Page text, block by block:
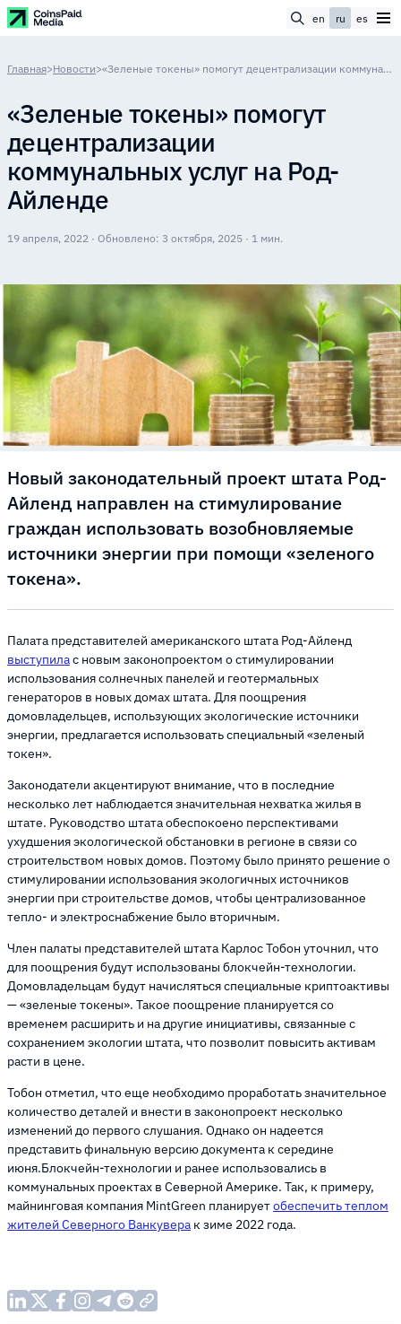
en ru es
Главная>Новости> «Зеленые токены» помогут децентрализации коммунальных услуг на Род-Айленде
«Зеленые токены» помогут
децентрализации
коммунальных услуг на Род-
Айленде
19 апреля, 2022 · Обновлено: 3 октября, 2025 · 1 мин.
Новый законодательный проект штата Род-
Айленд направлен на стимулирование
граждан использовать возобновляемые
источники энергии при помощи «зеленого
токена».
Палата представителей американского штата Род-Айленд
выступилас новым законопроектом о стимулировании
использования солнечных панелей и геотермальных
генераторов в новых домах штата. Для поощрения
домовладельцев, использующих экологические источники
энергии, предлагается использовать специальный «зеленый
токен».
Законодатели акцентируют внимание, что в последние
несколько лет наблюдается значительная нехватка жилья в
штате. Руководство штата обеспокоено перспективами
ухудшения экологической обстановки в регионе в связи со
строительством новых домов. Поэтому было принято решение о
стимулировании использования экологичных источников
энергии при строительстве домов, чтобы централизованное
тепло- и электроснабжение было вторичным.
Член палаты представителей штата Карлос Тобон уточнил, что
для поощрения будут использованы блокчейн-технологии.
Домовладельцам будут начисляться специальные криптоактивы
— «зеленые токены». Такое поощрение планируется со
временем расширить и на другие инициативы, связанные с
сохранением экологии штата, что позволит повысить активам
расти в цене.
Тобон отметил, что еще необходимо проработать значительное
количество деталей и внести в законопроект несколько
изменений до первого слушания. Однако он надеется
представить финальную версию документа к середине
июня.Блокчейн-технологии и ранее использовались в
коммунальных проектах в Северной Америке. Так, к примеру,
майнинговая компания MintGreen планируетобеспечить теплом
жителей Северного Ванкувера к зиме 2022 года.